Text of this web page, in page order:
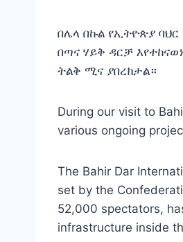
በሌላ በኩል የኢትዮጵያ
በጣና ሃይቅ ዳርቻ
ትልቅ ሚና ያበረክታል።
During our visit to
various ongoing
The Bahir Dar
set by the
52,000 spectators,
infrastructure inside